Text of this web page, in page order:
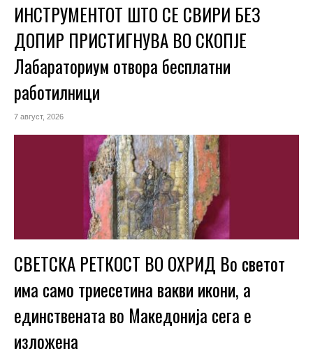
ИНСТРУМЕНТОТ ШТО СЕ СВИРИ БЕЗ
ДОПИР ПРИСТИГНУВА ВО СКОПЈЕ
Лабараториум отвора бесплатни
работилници
7 август, 2026
СВЕТСКА РЕТКОСТ ВО ОХРИД Во светот
има само триесетина вакви икони, а
единствената во Македонија сега е
изложена